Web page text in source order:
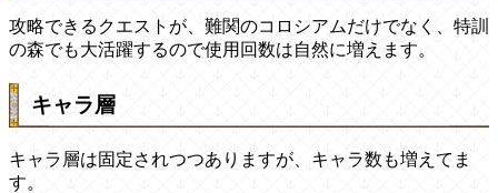
攻略できるクエストが、難関のコロシアムだけでなく、特訓
の森でも大活躍するので使用回数は自然に増えます。
キャラ層
キャラ層は固定されつつありますが、キャラ数も増えてま
す。